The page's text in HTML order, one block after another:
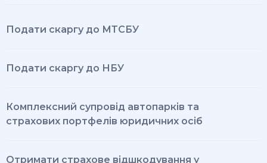
Подати скаргу до МТСБУ
Подати скаргу до НБУ
Комплексний супровід автопарків та
страхових портфелів юридичних осіб
Отримати страхове відшкодування у